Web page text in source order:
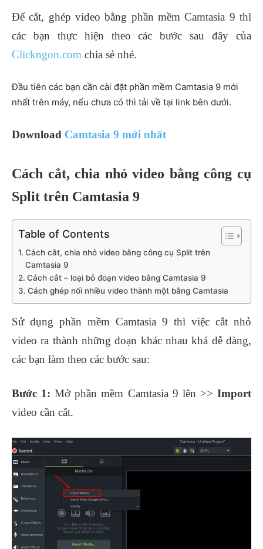
Để cắt, ghép video bằng phần mềm Camtasia 9 thì
các bạn thực hiện theo các bước sau đây của
Clickngon.com chia sẻ nhé.
Đầu tiên các bạn cần cài đặt phần mềm Camtasia 9 mới
nhất trên máy, nếu chưa có thì tải về tại link bên dưới.
Download Camtasia 9 mới nhất
Cách cắt, chia nhỏ video bằng công cụ
Split trên Camtasia 9
Table of Contents
Cách cắt, chia nhỏ video bằng công cụ Split trên
Camtasia 9
Cách cắt – loại bỏ đoạn video bằng Camtasia 9
Cách ghép nối nhiều video thành một bằng Camtasia
Sử dụng phần mềm Camtasia 9 thì việc cắt nhỏ
video ra thành những đoạn khác nhau khá dễ dàng,
các bạn làm theo các bước sau:
Bước 1: Mở phần mềm Camtasia 9 lên >>Import
video cần cắt.